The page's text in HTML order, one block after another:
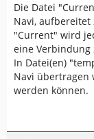
Die Datei
Navi, aufbereitet
"Current" wird
eine Verbindung
In Datei(en)
Navi übertragen
werden können.